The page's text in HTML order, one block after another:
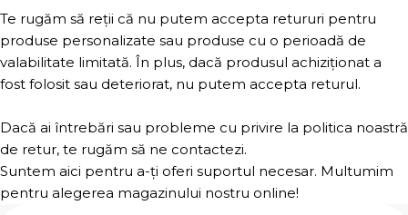
Te rugăm să reții că nu putem accepta retururi pentru
produse personalizate sau produse cu o perioadă de
valabilitate limitată. În plus, dacă produsul achiziționat a
fost folosit sau deteriorat, nu putem accepta returul.
Dacă ai întrebări sau probleme cu privire la politica noastră
de retur, te rugăm să ne contactezi.
Suntem aici pentru a-ți oferi suportul necesar. Multumim
pentru alegerea magazinului nostru online!